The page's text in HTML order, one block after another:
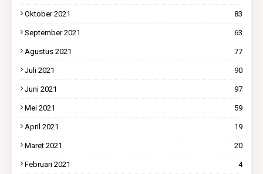
Oktober 2021 83
September 2021 63
Agustus 2021 77
Juli 2021 90
Juni 2021 97
Mei 2021 59
April 2021 19
Maret 2021 20
Februari 2021 4